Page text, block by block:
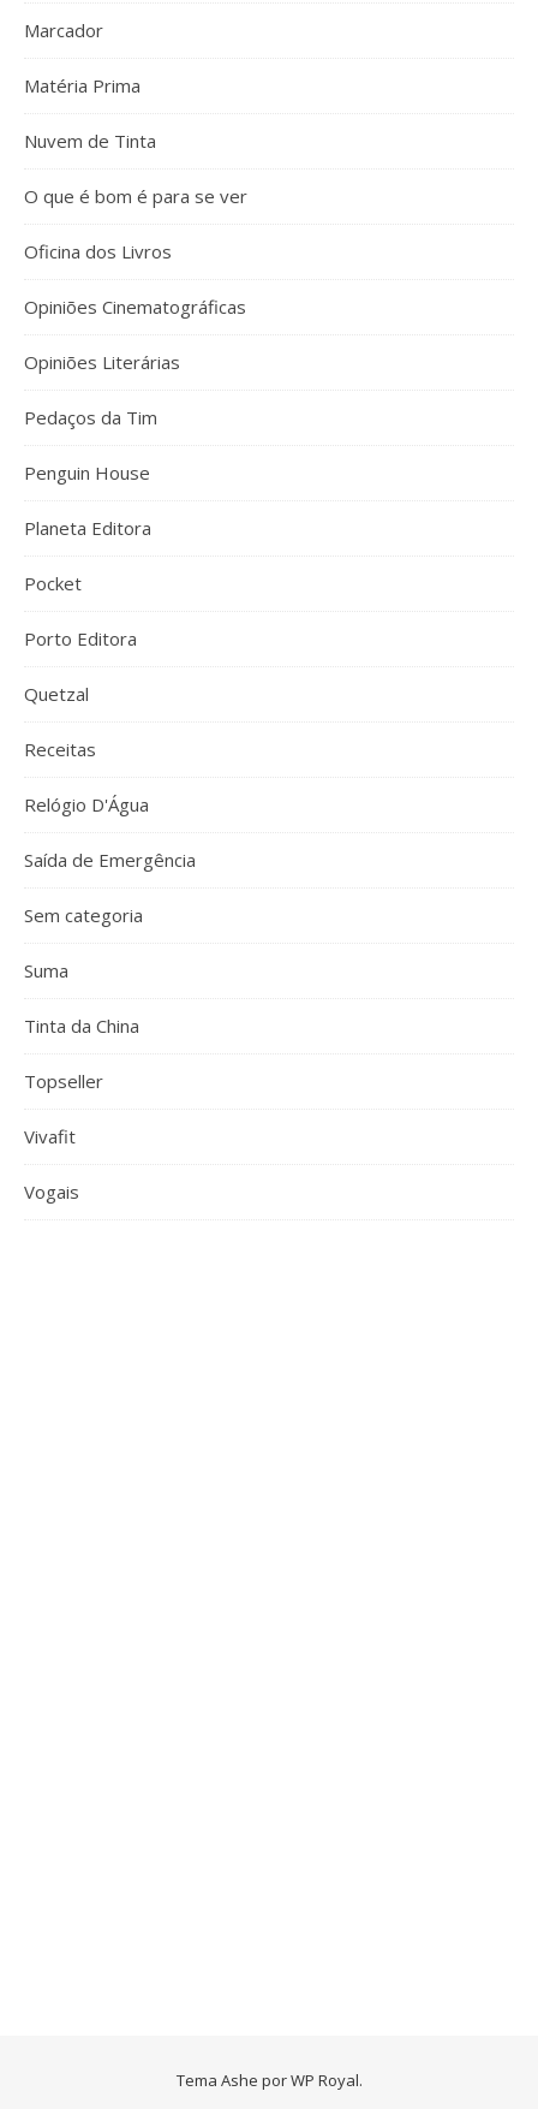
Marcador
Matéria Prima
Nuvem de Tinta
O que é bom é para se ver
Oficina dos Livros
Opiniões Cinematográficas
Opiniões Literárias
Pedaços da Tim
Penguin House
Planeta Editora
Pocket
Porto Editora
Quetzal
Receitas
Relógio D'Água
Saída de Emergência
Sem categoria
Suma
Tinta da China
Topseller
Vivafit
Vogais
Tema Ashe porWP Royal.